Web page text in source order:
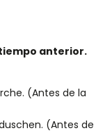
anterior.
(Antes de la
(Antes de